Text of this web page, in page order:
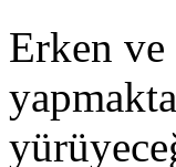
Erken ve